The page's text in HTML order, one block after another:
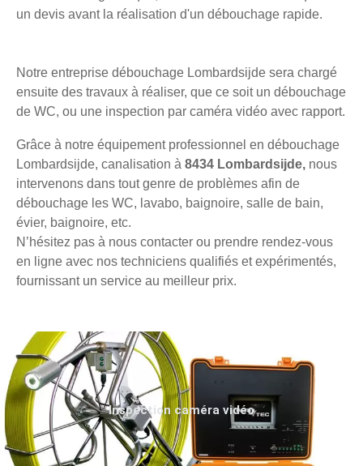
un devis avant la réalisation d'un débouchage rapide.
Notre entreprise débouchage Lombardsijde sera chargé
ensuite des travaux à réaliser, que ce soit un débouchage
de WC, ou une inspection par caméra vidéo avec rapport.
Grâce à notre équipement professionnel en débouchage
Lombardsijde, canalisation à 8434 Lombardsijde, nous
intervenons dans tout genre de problèmes afin de
débouchage les WC, lavabo, baignoire, salle de bain,
évier, baignoire, etc.
N’hésitez pas à nous contacter ou prendre rendez-vous
en ligne avec nos techniciens qualifiés et expérimentés,
fournissant un service au meilleur prix.
Inspection caméra vidéo